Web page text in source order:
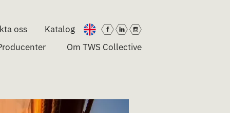
oss
Katalog
Om TWS Collective